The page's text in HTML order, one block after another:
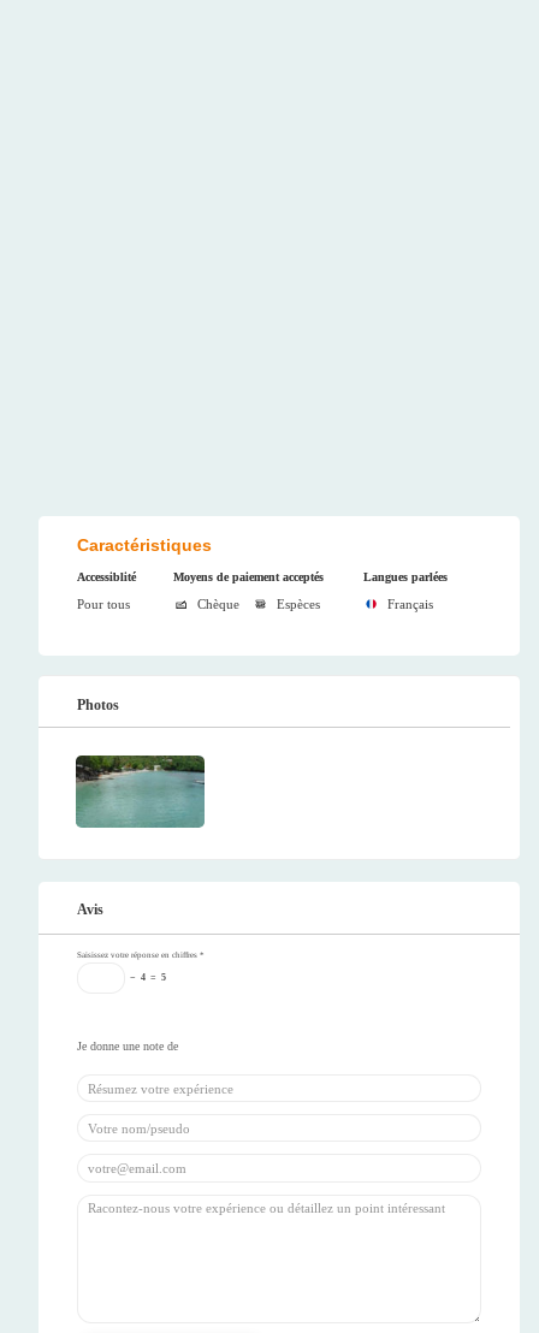
Caractéristiques
Accessiblité
Pour tous
Moyens de paiement acceptés
Chèque Espèces
Langues parlées
Français
Photos
Avis
Saisissez votre réponse en chiffres *
− 4 = 5